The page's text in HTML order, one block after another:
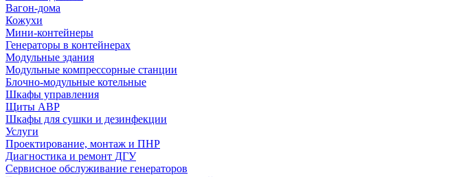
Вагон-дома
Кожухи
Мини-контейнеры
Генераторы в контейнерах
Модульные здания
Модульные компрессорные станции
Блочно-модульные котельные
Шкафы управления
Щиты АВР
Шкафы для сушки и дезинфекции
Услуги
Проектирование, монтаж и ПНР
Диагностика и ремонт ДГУ
Сервисное обслуживание генераторов